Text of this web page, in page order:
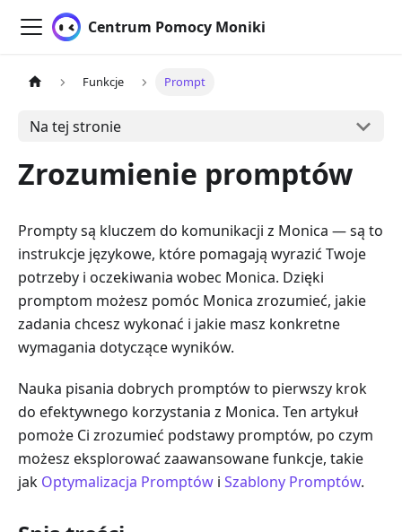
Centrum Pomocy Moniki
Funkcje Prompt
Na tej stronie
Zrozumienie promptów
Prompty są kluczem do komunikacji z Monica — są to
instrukcje językowe, które pomagają wyrazić Twoje
potrzeby i oczekiwania wobec Monica. Dzięki
promptom możesz pomóc Monica zrozumieć, jakie
zadania chcesz wykonać i jakie masz konkretne
wymagania dotyczące wyników.
Nauka pisania dobrych promptów to pierwszy krok
do efektywnego korzystania z Monica. Ten artykuł
pomoże Ci zrozumieć podstawy promptów, po czym
możesz eksplorować zaawansowane funkcje, takie
jak Optymalizacja Promptów i Szablony Promptów.